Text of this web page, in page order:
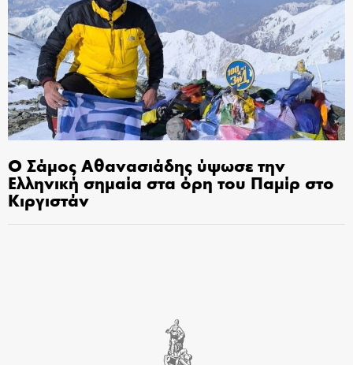
Ο Σάμος Αθανασιάδης ύψωσε την
Ελληνική σημαία στα όρη του Παμίρ στο
Κιργιστάν